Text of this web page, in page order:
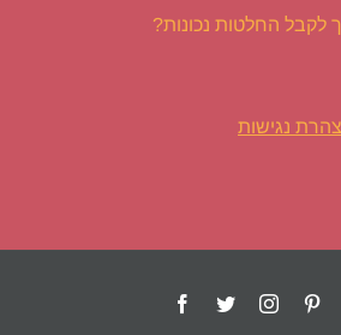
לקבל החלטות נכונות?
נגישות
Pinterest
Instagram
Twitter